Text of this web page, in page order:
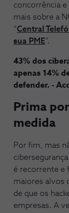
concorrência e
mais sobre a
“Central
sua PME”.
43% dos
apenas 14%
defender. -
Prima
medida
Por fim, mas
é recorrente e
maiores alvos
de que os
empresas. A